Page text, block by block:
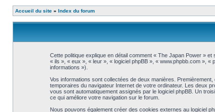
Accueil du site » Index du forum
Cette politique explique en détail comment « The Japan Power »
« ils », « eux », « leur », « logiciel phpBB », « www.phpbb.com », «
informations »).
Vos informations sont collectées de deux manières.
temporaires du navigateur Internet de votre ordinateur. Les deux
vous sont automatiquement assignés par le logiciel phpBB. Un
ce qui améliore votre navigation sur le forum.
Nous pouvons également créer des cookies externes au logiciel